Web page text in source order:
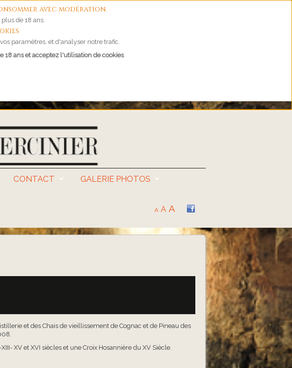
avec modération.
de 18 ans.
paramètres, et d'analyser notre trafic.
18 ans et acceptez l'utilisation de cookies
CONTACT GALERIE PHOTOS
A A A
et des Chais de vieillissement de Cognac et de Pineau des
XV et XVI siècles et une Croix Hosannière du XV Siècle.